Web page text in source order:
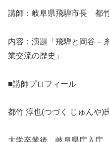
講師：岐阜県飛騨市長 都
内容：演題「飛騨と岡谷 –
業交流の歴史」
■講師プロフィール
都竹 淳也(つづく じゅんや)